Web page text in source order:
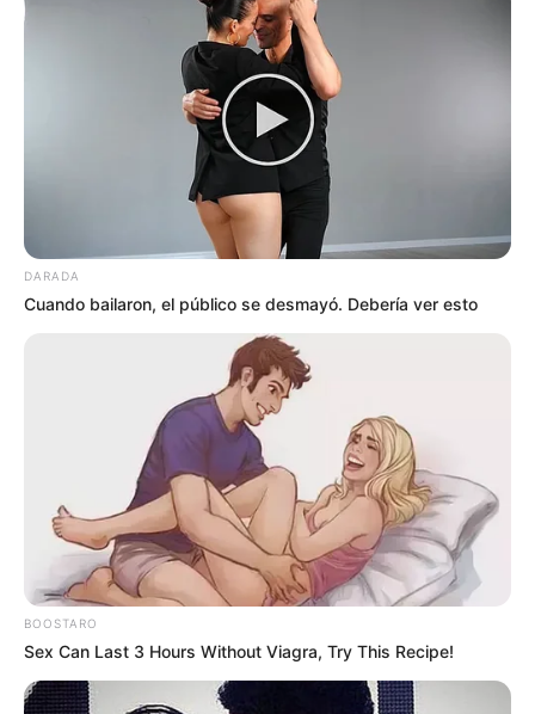
DARADA
Cuando bailaron, el público se desmayó. Debería ver esto
BOOSTARO
Sex Can Last 3 Hours Without Viagra, Try This Recipe!